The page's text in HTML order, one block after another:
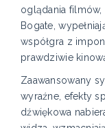
oglądania
Bogate,
współgra z
prawdziwie
Zaawansowany
wyraźne, efekty
dźwiękowa